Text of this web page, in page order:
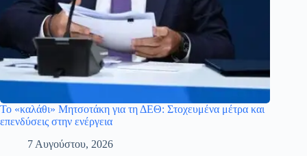
Το «καλάθι» Μητσοτάκη για τη ΔΕΘ: Στοχευμένα μέτρα και
επενδύσεις στην ενέργεια
7 Αυγούστου, 2026